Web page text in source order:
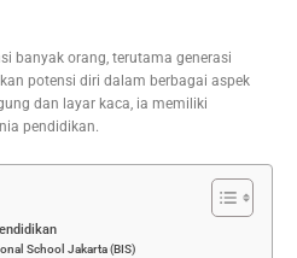
banyak orang, terutama generasi
potensi diri dalam berbagai aspek
dan layar kaca, ia memiliki
pendidikan.
School Jakarta (BIS)